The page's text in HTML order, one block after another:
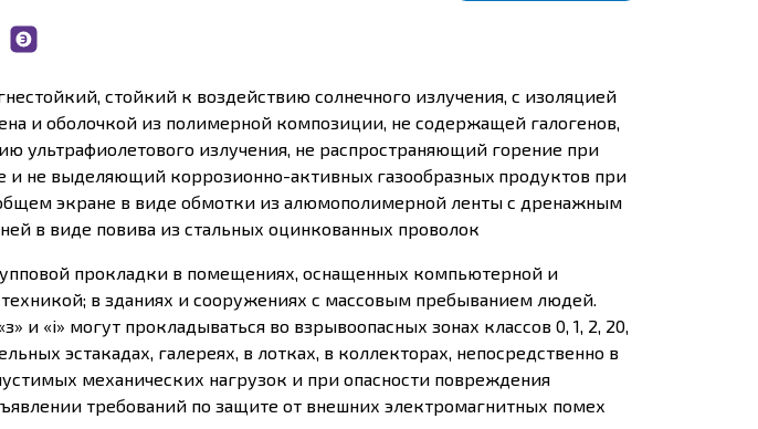
стойкий к воздействию солнечного излучения, с изоляцией
и оболочкой из полимерной композиции, не содержащей галогенов,
ультрафиолетового излучения, не распространяющий горение при
и не выделяющий коррозионно-активныx газообразныx продуктов при
экране в виде обмотки из алюмополимерной ленты с дренажным
в виде повива из стальных оцинкованных проволок
прокладки в помещениях, оснащенных компьютерной и
в зданиях и сооружениях с массовым пребыванием людей.
и «i» могут прокладываться во взрывоопасных зонах классов 0, 1, 2, 20,
эстакадах, галереях, в лотках, в коллекторах, непосредственно в
механических нагрузок и при опасности повреждения
требований по защите от внешних электромагнитных помех